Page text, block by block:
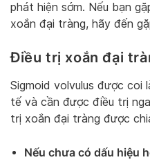
phát hiện sớm. Nếu bạn
xoắn đại tràng, hãy đến
Điều trị xoắn đại
Sigmoid volvulus được
tế và cần được điều trị
trị xoắn đại tràng được
Nếu chưa có dấu hiệu